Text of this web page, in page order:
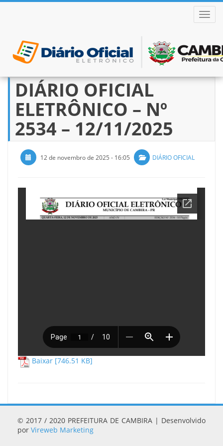
Pular
para
conteúdo
DIÁRIO OFICIAL
ELETRÔNICO – Nº
2534 – 12/11/2025
12 de novembro de 2025 - 16:05 DIÁRIO OFICIAL
Baixar [746.51 KB]
© 2017 / 2020 PREFEITURA DE CAMBIRA | Desenvolvido
por Vireweb Marketing